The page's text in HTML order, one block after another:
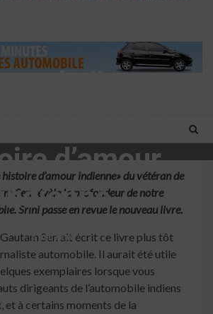
de livre –
d’amour
5 min read
histoire d’amour indienne» du vétéran de
Sen révèle la profondeur de notre
Srini passe en revue le nouveau livre.
Gautam Sen ait écrit ce livre plus tôt
automobile. Il aurait été utile
exemplaires lorsque vous
dirigeants de l’automobile indiens
et à certains moments de la